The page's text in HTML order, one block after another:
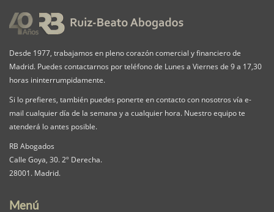
Desde 1977, trabajamos en pleno corazón comercial y financiero de
Madrid. Puedes contactarnos por teléfono de Lunes a Viernes de 9 a 17,30
horas ininterrumpidamente.
Si lo prefieres, también puedes ponerte en contacto con nosotros vía e-
mail cualquier día de la semana y a cualquier hora. Nuestro equipo te
atenderá lo antes posible.
RB Abogados
Calle Goya, 30. 2º Derecha.
28001. Madrid.
Menú